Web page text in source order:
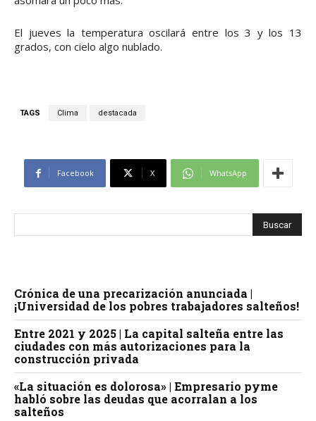
El jueves la temperatura oscilará entre los 3 y los 13
grados, con cielo algo nublado.
TAGS Clima destacada
Facebook X WhatsApp
Crónica de una precarización anunciada |
¡Universidad de los pobres trabajadores salteños!
Entre 2021 y 2025 | La capital salteña entre las
ciudades con más autorizaciones para la
construcción privada
«La situación es dolorosa» | Empresario pyme
habló sobre las deudas que acorralan a los
salteños